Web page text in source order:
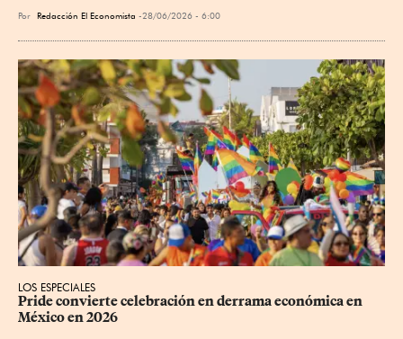
Por Redacción El Economista 28/06/2026 - 6:00
LOS ESPECIALES
Pride convierte celebración en derrama económica en
México en 2026